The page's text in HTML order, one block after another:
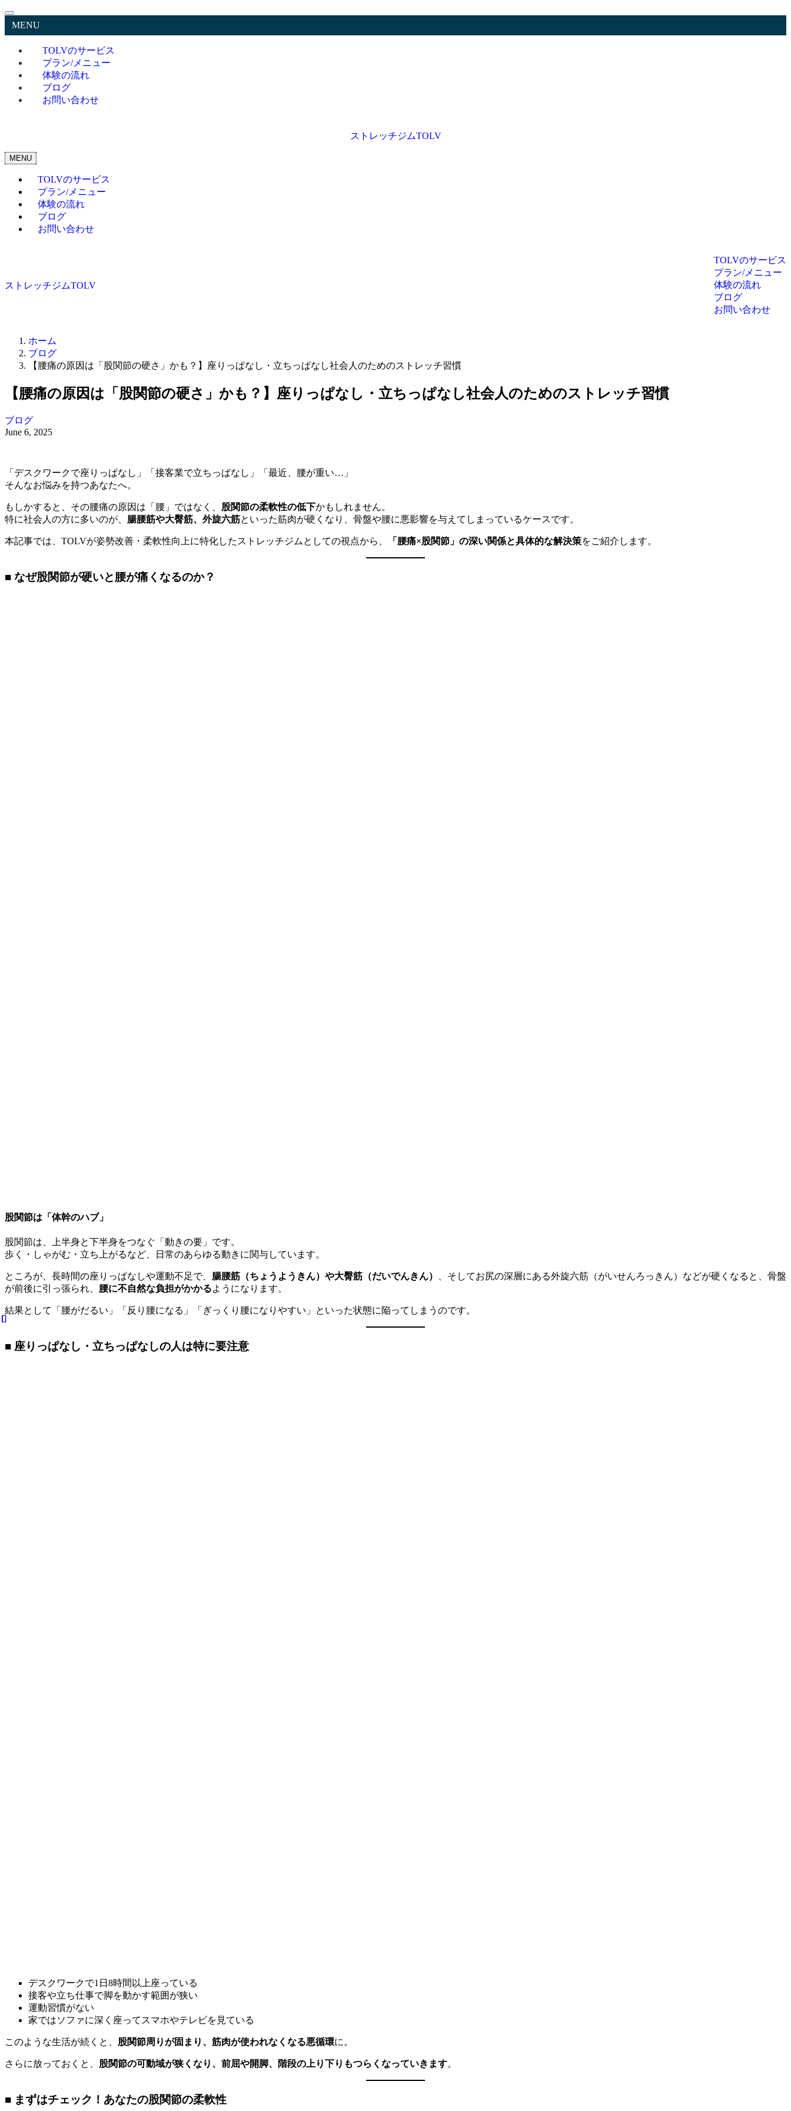
MENU
TOLVのサービス
プラン/メニュー
体験の流れ
ブログ
お問い合わせ
ストレッチジムTOLV
TOLVのサービス
プラン/メニュー
体験の流れ
ブログ
お問い合わせ
MENU
ストレッチジムTOLV
TOLVのサービス
プラン/メニュー
体験の流れ
ブログ
お問い合わせ
ホーム
ブログ
【腰痛の原因は「股関節の硬さ」かも？】座りっぱなし・立ちっぱなし社会人のためのストレッチ習慣
【腰痛の原因は「股関節の硬さ」かも？】座りっぱなし・立ちっぱなし社会人のためのストレッチ習慣
ブログ
June 6, 2025
「デスクワークで座りっぱなし」「接客業で立ちっぱなし」「最近、腰が重い…」
そんなお悩みを持つあなたへ。
もしかすると、その腰痛の原因は「腰」ではなく、 股関節の柔軟性の低下かもしれません。
特に社会人の方に多いのが、 腸腰筋や大臀筋、外旋六筋といった筋肉が硬くなり、骨盤や腰に悪影響を与えてしまっているケースです。
本記事では、TOLVが姿勢改善・柔軟性向上に特化したストレッチジムとしての視点から、 「腰痛×股関節」の深い関係と具体的な解決策をご紹介します。
■ なぜ股関節が硬いと腰が痛くなるのか？
股関節は「体幹のハブ」
股関節は、上半身と下半身をつなぐ「動きの要」です。
歩く・しゃがむ・立ち上がるなど、日常のあらゆる動きに関与しています。
ところが、長時間の座りっぱなしや運動不足で、 腸腰筋（ちょうようきん）や大臀筋（だいでんきん）
、そしてお尻の深層にある外旋六筋（がいせんろっきん）などが硬くなると、骨盤
が前後に引っ張られ、 腰に不自然な負担がかかるようになります。
結果として「腰がだるい」「反り腰になる」「ぎっくり腰になりやすい」といった状態に陥ってしまうのです。
■ 座りっぱなし・立ちっぱなしの人は特に要注意
デスクワークで1日8時間以上座っている
接客や立ち仕事で脚を動かす範囲が狭い
運動習慣がない
家ではソファに深く座ってスマホやテレビを見ている
このような生活が続くと、 股関節周りが固まり、筋肉が使われなくなる悪循環に。
さらに放っておくと、 股関節の可動域が狭くなり、前屈や開脚、階段の上り下りもつらくなっていきます。
■ まずはチェック！あなたの股関節の柔軟性